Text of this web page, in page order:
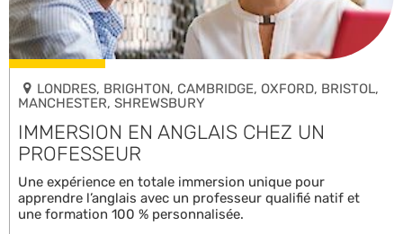
LONDRES, BRIGHTON, CAMBRIDGE, OXFORD, BRISTOL,
MANCHESTER, SHREWSBURY
IMMERSION EN ANGLAIS CHEZ UN
PROFESSEUR
Une expérience en totale immersion unique pour
apprendre l’anglais avec un professeur qualifié natif et
une formation 100 % personnalisée.